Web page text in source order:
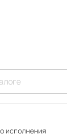
исполнения